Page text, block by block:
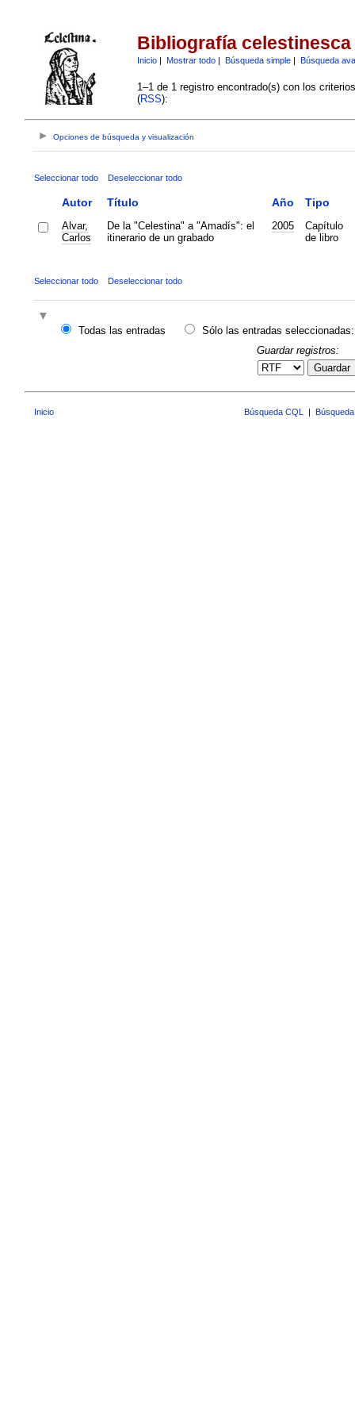
Bibliografía celestinesca
Inicio| Mostrar todo| Búsqueda simple| Búsqueda
1–1 de 1 registro encontrado(s) con los
(RSS):
Opciones de búsqueda y visualización
Seleccionar todo Deseleccionar todo
Autor Título Año Tipo
Alvar,
Carlos
De la "Celestina" a "Amadís": el
itinerario de un grabado
2005
Capítulo
de libro
Seleccionar todo Deseleccionar todo
Todas las entradas
Sólo las entradas seleccionadas:
Guardar registros:
Guardar
Inicio Búsqueda CQL